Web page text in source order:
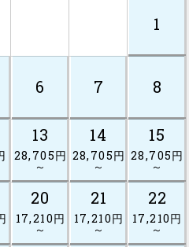
1
6 7 8
13
28,705円
～
14
28,705円
～
15
28,705円
～
20
17,210円
～
21
17,210円
～
22
17,210円
～